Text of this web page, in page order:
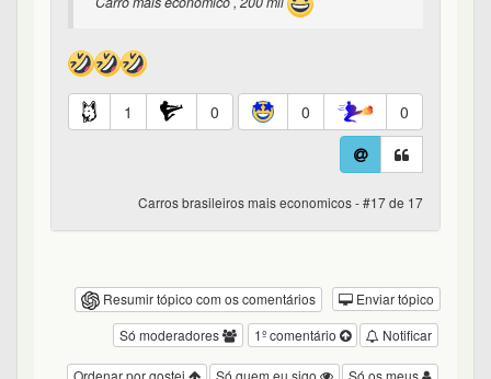
1 0 0 0
Carros brasileiros mais economicos - #17 de 17
Resumir tópico com os comentários
Enviar tópico
Notificar
1º comentário
Só moderadores
Só os meus
Só quem eu sigo
Ordenar por gostei